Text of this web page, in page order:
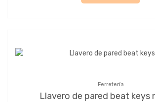
Ferretería
Llavero de pared beat keys